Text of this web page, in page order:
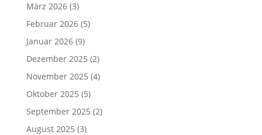
März 2026(3)
Februar 2026(5)
Januar 2026(9)
Dezember 2025 (2)
November 2025 (4)
Oktober 2025 (5)
September 2025 (2)
August 2025 (3)